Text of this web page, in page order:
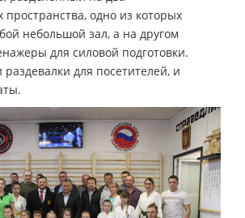
одно из которых
небольшой зал, а на другом
для силовой подготовки.
для посетителей, и